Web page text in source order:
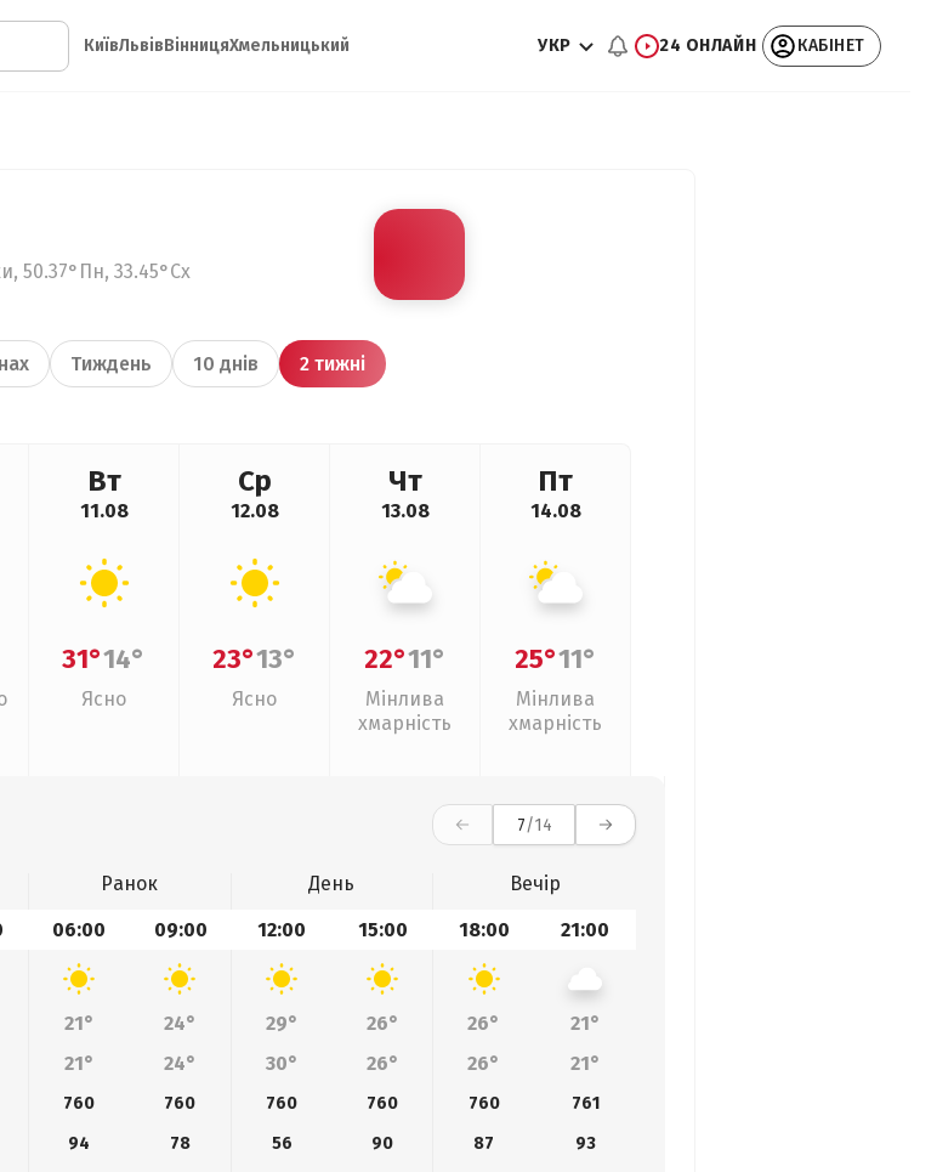
КиївЛьвівВінницяХмельницький УКР 24 ОНЛАЙН КАБІНЕТ
50.37°Пн, 33.45°Сх
Тиждень 10 днів 2 тижні
Вт
11.08
31°14°
Ясно
Ср
12.08
23°13°
Ясно
Чт
13.08
22°11°
Мінлива
хмарність
Пт
14.08
25°11°
Мінлива
хмарність
7/14
Ранок День
Вечір
06:00 09:00 12:00 15:00 18:00 21:00
21° 24° 29° 26° 26°
21°
21° 24° 30° 26° 26° 21°
760 760 760 760 760
761
94 78 56 90 87
93